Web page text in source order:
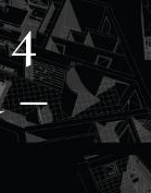
–